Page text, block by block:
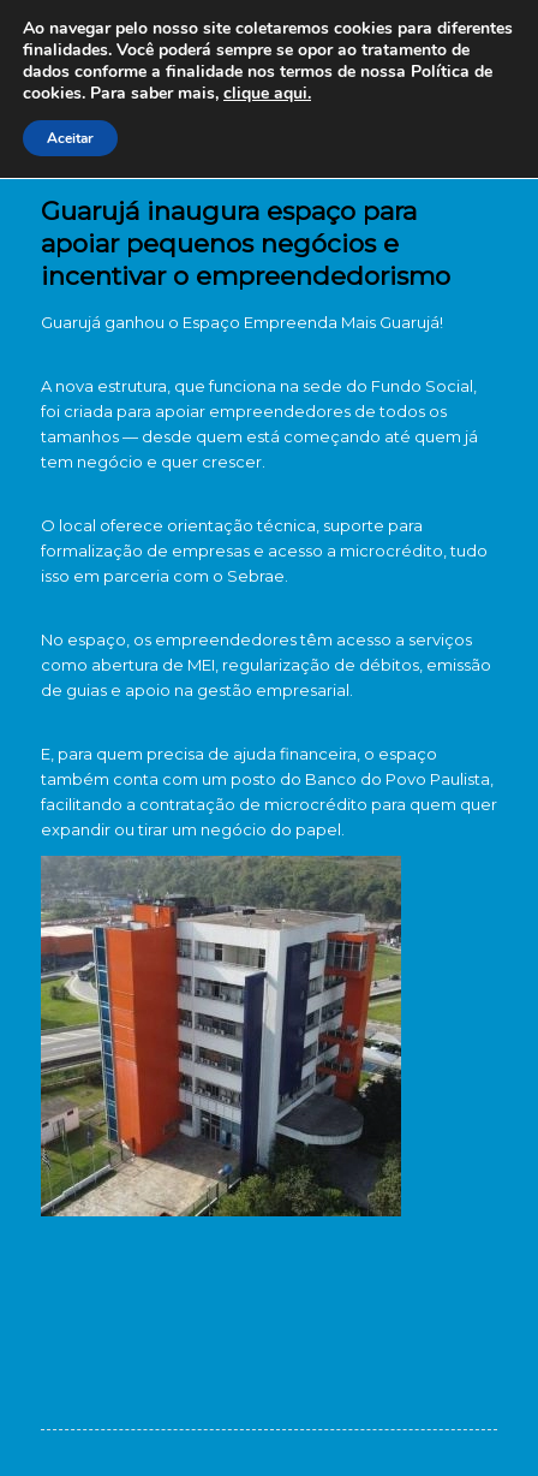
Guarujá inaugura espaço para
apoiar pequenos negócios e
incentivar o empreendedorismo
Guarujá ganhou o Espaço Empreenda Mais Guarujá!
A nova estrutura, que funciona na sede do Fundo Social,
foi criada para apoiar empreendedores de todos os
tamanhos — desde quem está começando até quem já
tem negócio e quer crescer.
O local oferece orientação técnica, suporte para
formalização de empresas e acesso a microcrédito, tudo
isso em parceria com o Sebrae.
No espaço, os empreendedores têm acesso a serviços
como abertura de MEI, regularização de débitos, emissão
de guias e apoio na gestão empresarial.
E, para quem precisa de ajuda financeira, o espaço
também conta com um posto do Banco do Povo Paulista,
facilitando a contratação de microcrédito para quem quer
expandir ou tirar um negócio do papel.
Ao navegar pelo nosso site coletaremos cookies para diferentes
finalidades. Você poderá sempre se opor ao tratamento de
dados conforme a finalidade nos termos de nossa Política de
cookies. Para saber mais, clique aqui.
Aceitar